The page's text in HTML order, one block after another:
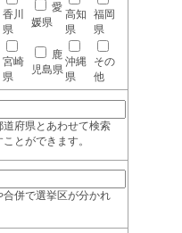
香川
県
愛
媛県
高知
県
福岡
県
宮崎
県
鹿
児島県
沖縄
県
その
他
府県とあわせて検索
とができます。
併で選挙区が分かれ